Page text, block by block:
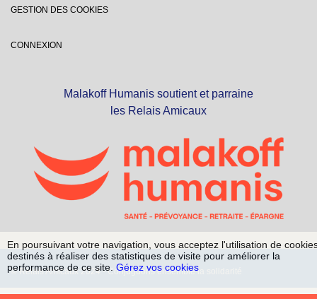
GESTION DES COOKIES
CONNEXION
Malakoff Humanis soutient et parraine
les Relais Amicaux
© Relais Amicaux 2024 - Conjuguons ensemble la solidarité
En poursuivant votre navigation, vous acceptez l'utilisation de
destinés à réaliser des statistiques de visite pour améliorer la
performance de ce site. Gérez vos cookies